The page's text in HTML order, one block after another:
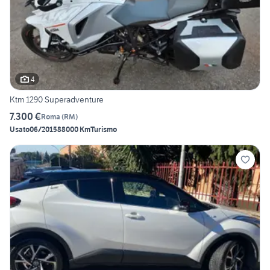
4
Ktm 1290 Superadventure
7.300 €Roma (RM)
Usato06/201588000 KmTurismo